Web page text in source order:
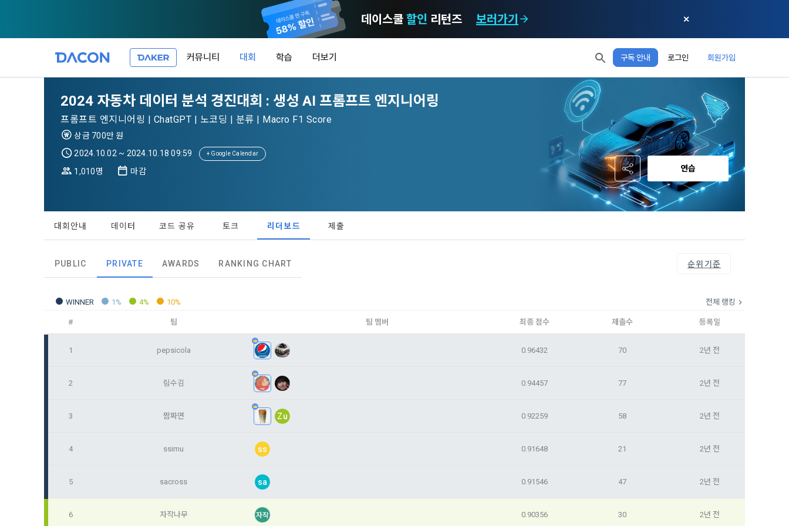
데이스쿨 할인 리턴즈 보러가기 ✕
커뮤니티 대회 학습 더보기 구독 안내 로그인 회원가입
XP 안내
다음 레벨까지150 XP
0/150 XP
오늘의 XP
0 / 800
전체 XP
0
사용 XP
0
이용약관
본 약관은 데이콘 주식회사(이하 “회사”)와 “회원” 간에 정보 서비스를 이용하는 조건 및 절차에 관한
필요한 사항을 약속하여 규정하는 데 그 목적이 있다. “회원”은 모든 약관에 동의해야 하며, 어떤 방식
이든 본 서비스를 사용한다는 것은 “회원”이 본 약관의 전부에 동의한다는 것을 의미하며 본 약관은
“회원”이 서비스를 사용하는 동안 계속 유효하다. 본 약관은 저작권 분쟁 정책의 조항을 포함한다.
여 설정한 가상의 영업장 또는 "회사"가 운영하는 아래 웹사이트를 말한다.
가. ***.dacon.io
4. “인재회원”이라 함은 “데이콘 인재풀 서비스”를 이용하기 위하여 본인의 개인정보와 프로젝트, 코드
등을 공유한 자로서, 채용 의뢰 “기업회원”에게 개인정보, 프로젝트, 코드 등을 제공하는 것에 동의한
“개인회원”을 말한다.
5. “기업회원”이라 함은 “회사”에 대회의 주최를 의뢰하거나, 채용 의뢰 서비스 등을 이용하기 위해 “회
사”와 일정 계약을 한 개인 또는 법인을 말한다.
6. “해커톤”이라 함은 “회사”가 “사이트”에 출제한 문제에 “개인회원”이 AI 코드를 제출하고, “회사”는
이를 평가하여 우수작을 선정하는 제반 행위를 말한다.
의뢰하는 경연대회 또는 해커톤, AI해커톤, AI경진대회 등을 말한다.
9. "아이디"라 함은 회원의 식별과 회원의 서비스 이용을 위하여 "회원"이 가입 시 사용한 이메일 주소
10. "비밀번호"라 함은 "회사"의 서비스를 이용하려는 사람이 아이디를 부여받은 자와 동일인임을 확인
개인정보 처리방침
(2021.05.24 본)
데이콘은 이용자 개인정보 보호를 여러 경영요소 가운데 최우선의 가치로 두고 있습니다. 데이콘주
식회사(이하 ‘데이콘’ 또는 ‘회사’)는 서비스 기획부터 종료까지 정보통신망 이용촉진 및 정보보호 등에
관한 법률(이하 ‘정보통신망법’), 개인정보보호법 등 국내의 개인정보 보호 법령을 철저히 준수합니다.
데이콘이 어떤 정보를 수집하고, 수집한 정보를 어떻게 사용하며, 필요에 따라 누구와 이를 공유(‘위탁
또는 제공’)하며, 이용목적을 달성한 정보를 언제, 어떻게 파기 하는지 등 ‘개인정보의 한살이’와 관련한
정보를 투명하게 제공합니다.
정보주체로서 이용자는 자신의 개인정보에 대해 어떤 권리를 가지고 있으며, 이를 어떤 방법과 절차로
개인정보 침해사고가 발생하는 경우, 추가적인 피해를 예방하고 이미 발생한 피해를 복구하기 위해 누
구에게 연락하여 어떤 도움을 받을 수 있는지 알려 드립니다.
그 무엇보다도, 개인정보와 관련하여 데이콘과 이용자 간의 권리 및 의무 관계를 규정하여 이용자의
데이콘 주식회사(이하 “회사”)는 다음 목적을 위하여 개인정보를 수집하고 있으며, 다음 목적 이외의
회원제 서비스 이용에 따른 본인확인, 본인의 의사확인, 고객문의에 대한 응답, 새로운 정보의 소개 및
마케팅 정보 수신 동의
DACON이 제공하는 이용자 맞춤형 서비스 및 상품 추천, 각종 경품 행사, 이벤트, 경진대회 홍보 목적
서신우편, 문자(SMS 또는 카카오 알림톡), 푸시, 전화 등을 통해 이용자에게 제공합니다.
- 마케팅 수신 동의는 거부하실 수 있으며 동의 이후에라도 고객의 의사에 따라 동의를 철회할 수 있습
동의를 거부 하시더라도 DACON에서 제공하는 서비스의 이용에 제한이 되지 않습니다.
단, 할인, 이벤트 및 이용자 맞춤형 상품 추천 등의 마케팅 정보 안내 서비스가 제한됩니다.
2. 미동의 시 불이익 사항
단, 할인, 이벤트 및 이용자 맞춤형 상품 추천 등의 마케팅 정보 안내 서비스가 제한됩니다.
3. 서비스 정보 수신 동의 철회
DACON에서 제공하는 마케팅 정보를 원하지 않을 경우 ‘홈>계정관리 페이지의 하단 마케팅(대회 진
행, 교육 등) 정보 수신 동의(선택)’에서 철회를 요청할 수 있습니다.
또한 향후 마케팅 활용에 새롭게 동의하고자 하는 경우에는 ‘홈>계정관리 페이지의 하단 마케팅(대회
진행, 교육 등) 정보 수신 동의(선택)’에서 동의하실 수 있습니다.
2021.05.25
2024 자동차 데이터 분석 경진대회 : 생성 AI 프롬프트 엔지니어링
프롬프트 엔지니어링 | ChatGPT | 노코딩 | 분류 | Macro F1 Score
상금 700만 원
2024.10.02 ~ 2024.10.18 09:59
+ Google Calendar
1,010명 마감 연습
대회안내 데이터 코드 공유 토크 리더보드 제출
PUBLIC PRIVATE AWARDS RANKING CHART 순위기준
WINNER 1% 4% 10% 전체 랭킹
# 팀 팀 멤버 최종 점수 제출수 등록일
1 pepsicola 0.96432 70 2년 전
2 림수김 0.94457 77 2년 전
3 짬짜면 Zu 0.92259 58 2년 전
4 ssimu ss 0.91648 21 2년 전
5 sacross sa 0.91546 47 2년 전
6 자작나무 자작 0.90356 30 2년 전